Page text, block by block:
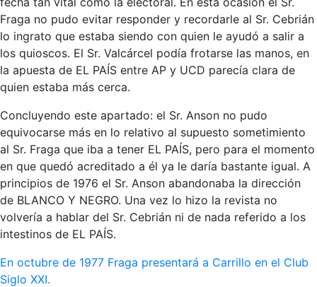
Fraga no pudo evitar responder y recordarle al Sr. Cebrián
lo ingrato que estaba siendo con quien le ayudó a salir a
los quioscos. El Sr. Valcárcel podía frotarse las manos, en
la apuesta de EL PAÍS entre AP y UCD parecía clara de
quien estaba más cerca.
Concluyendo este apartado: el Sr. Anson no pudo
equivocarse más en lo relativo al supuesto sometimiento
al Sr. Fraga que iba a tener EL PAÍS, pero para el momento
en que quedó acreditado a él ya le daría bastante igual. A
principios de 1976 el Sr. Anson abandonaba la dirección
de BLANCO Y NEGRO. Una vez lo hizo la revista no
volvería a hablar del Sr. Cebrián ni de nada referido a los
intestinos de EL PAÍS.
En octubre de 1977 Fraga presentará a Carrillo en el Club
Siglo XXI.